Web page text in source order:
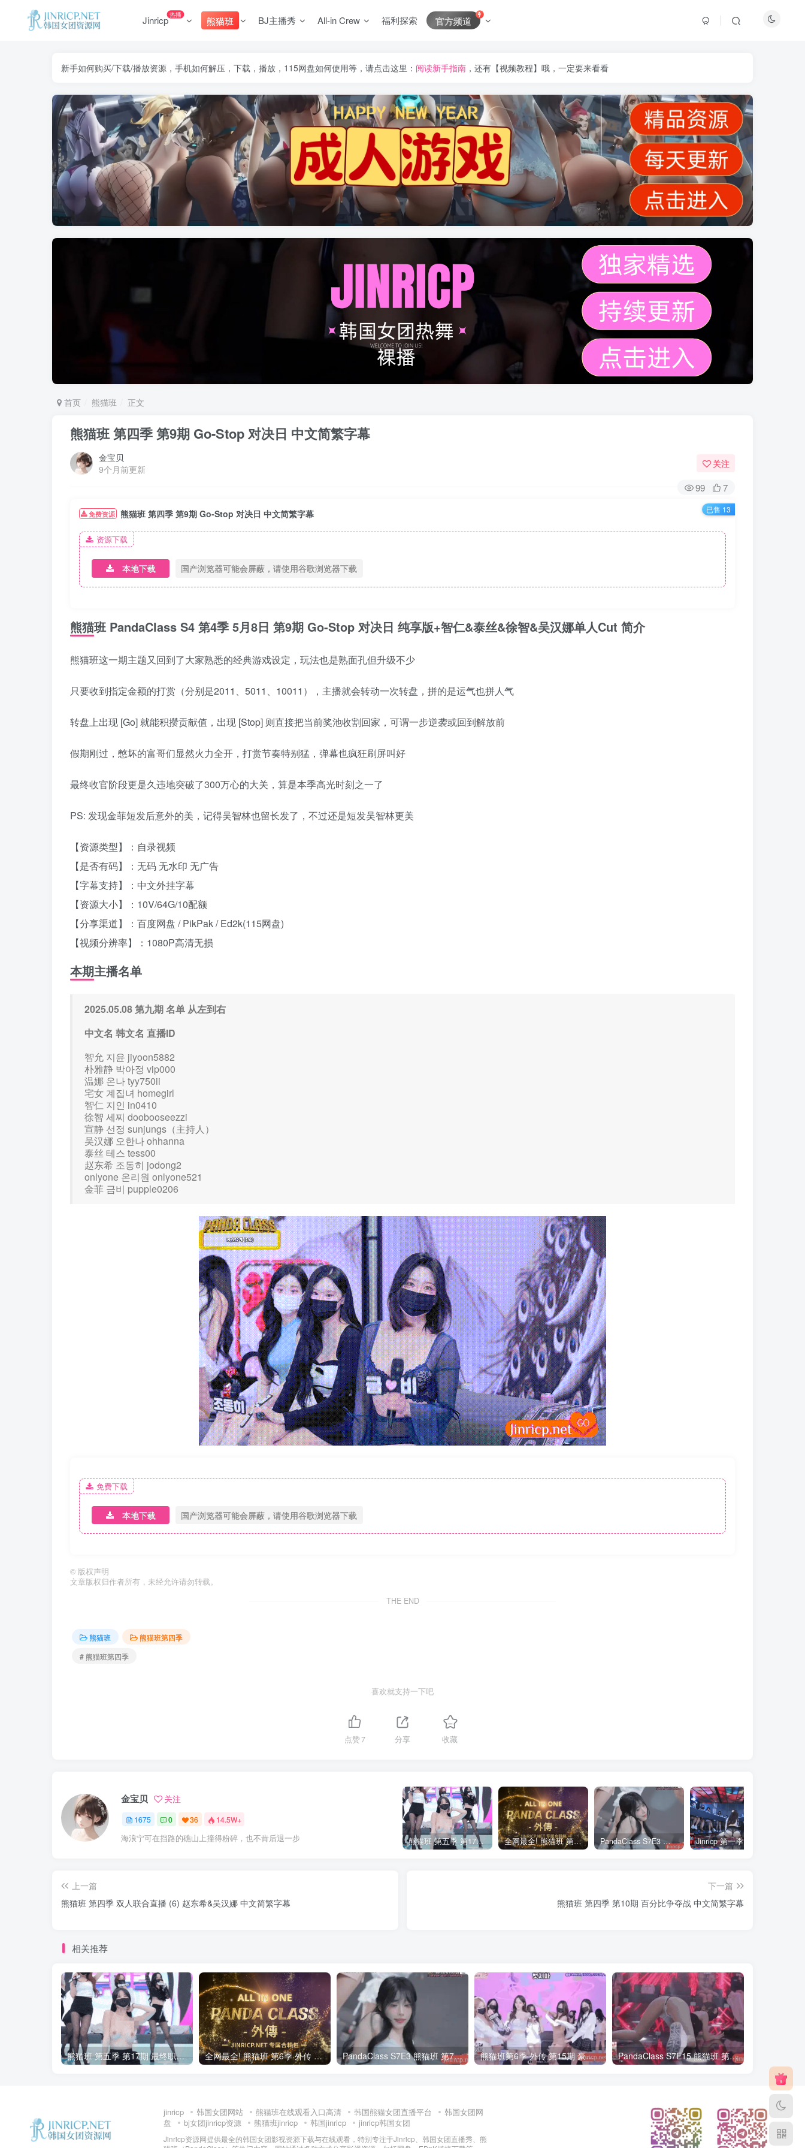
Jinricp热播
熊猫班 BJ主播秀 All-in Crew 福利探索 官方频道
新手如何购买/下载/播放资源，手机如何解压，下载，播放，115网盘如何使用等，请点击这里： 阅读新手指南 ，还有【视频教程】哦，一定要来看看
首页 熊猫班 正文
熊猫班 第四季 第9期 Go-Stop 对决日 中文简繁字幕
金宝贝
9个月前更新
关注
99 7
已售 13
免费资源 熊猫班 第四季 第9期 Go-Stop 对决日 中文简繁字幕
资源下载
本地下载 国产浏览器可能会屏蔽，请使用谷歌浏览器下载
熊猫班 PandaClass S4 第4季 5月8日 第9期 Go-Stop 对决日 纯享版+智仁&泰丝&徐智&吴汉娜单人Cut 简介
熊猫班这一期主题又回到了大家熟悉的经典游戏设定，玩法也是熟面孔但升级不少
只要收到指定金额的打赏（分别是2011、5011、10011），主播就会转动一次转盘，拼的是运气也拼人气
转盘上出现 [Go] 就能积攒贡献值，出现 [Stop] 则直接把当前奖池收割回家，可谓一步逆袭或回到解放前
假期刚过，憋坏的富哥们显然火力全开，打赏节奏特别猛，弹幕也疯狂刷屏叫好
最终收官阶段更是久违地突破了300万心的大关，算是本季高光时刻之一了
PS: 发现金菲短发后意外的美，记得吴智林也留长发了，不过还是短发吴智林更美
【资源类型】：自录视频
【是否有码】：无码 无水印 无广告
【字幕支持】：中文外挂字幕
【资源大小】：10V/64G/10配额
【分享渠道】：百度网盘 / PikPak / Ed2k(115网盘)
【视频分辨率】：1080P高清无损
本期主播名单
2025.05.08 第九期 名单 从左到右
中文名 韩文名 直播ID
智允 지윤 jiyoon5882
朴雅静 박아정 vip000
温娜 온나 tyy750ii
宅女 계집녀 homegirl
智仁 지인 in0410
徐智 세찌 doobooseezzi
宣静 선정 sunjungs（主持人）
吴汉娜 오한나 ohhanna
泰丝 테스 tess00
赵东希 조동히 jodong2
onlyone 온리원 onlyone521
金菲 금비 pupple0206
免费下载
本地下载 国产浏览器可能会屏蔽，请使用谷歌浏览器下载
© 版权声明
文章版权归作者所有，未经允许请勿转载。
THE END
熊猫班
熊猫班第四季
# 熊猫班第四季
喜欢就支持一下吧
点赞7 分享 收藏
金宝贝 关注
1675 0 36 14.5W+
海浪宁可在挡路的礁山上撞得粉碎，也不肯后退一步 熊猫班 第五季 第17期 最终职级赛&完结 全网最全! 熊猫班 第6季 外传 SpinOff 全集 All in one 合集版 中英韩简繁字幕外挂版 PandaClass S7E3 熊猫班 第7季 第3期 二十一点日 中英韩简繁字幕
上一篇
熊猫班 第四季 双人联合直播 (6) 赵东希&吴汉娜 中文简繁字幕
下一篇
熊猫班 第四季 第10期 百分比争夺战 中文简繁字幕
相关推荐
熊猫班 第五季 第17期 最终职级赛&完结 全网最全! 熊猫班 第6季 外传 SpinOff 全集 All in one 合集版 中英韩简繁字幕外挂版 PandaClass S7E3 熊猫班 第7季 第3期 二十一点日 中英韩简繁字幕 熊猫班第6季 外传 第15期 豪礼日&完结 中英韩简繁字幕 PandaClass S7E15 熊猫班 第7季 第15期 俄罗斯轮盘 中英韩简繁字幕
jinricp 韩国女团网站 熊猫班在线观看入口高清 韩国熊猫女团直播平台
韩国女团网
盘
bj女团jinricp资源 熊猫班jinricp 韩国jinricp jinricp韩国女团
Jinricp资源网提供最全的韩国女团影视资源下载与在线观看，特别专注于Jinricp、韩国女团直播秀、熊